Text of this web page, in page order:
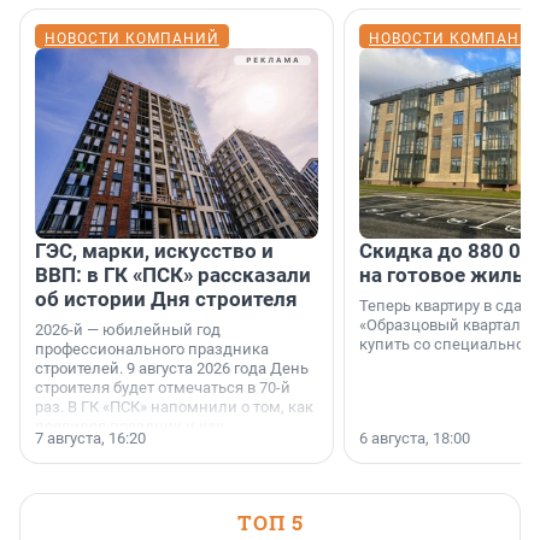
НОВОСТИ КОМПАНИЙ
ГЭС, марки, искусство и
ВВП: в ГК «ПСК» рассказали
об истории Дня строителя
2026-й — юбилейный год
профессионального праздника
строителей. 9 августа 2026 года День
строителя будет отмечаться в 70-й
раз. В ГК «ПСК» напомнили о том, как
поменялась роль строительства.
7 августа, 16:20
НОВОСТИ
Скидка до 880
на готовое
Теперь квартиру в
«Образцовый квартал
купить со специальной
6 августа, 18:00
ТОП 5